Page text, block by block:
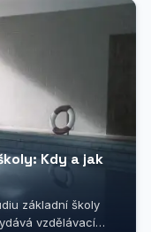
Kdy a jak
základní školy
vzdělávací